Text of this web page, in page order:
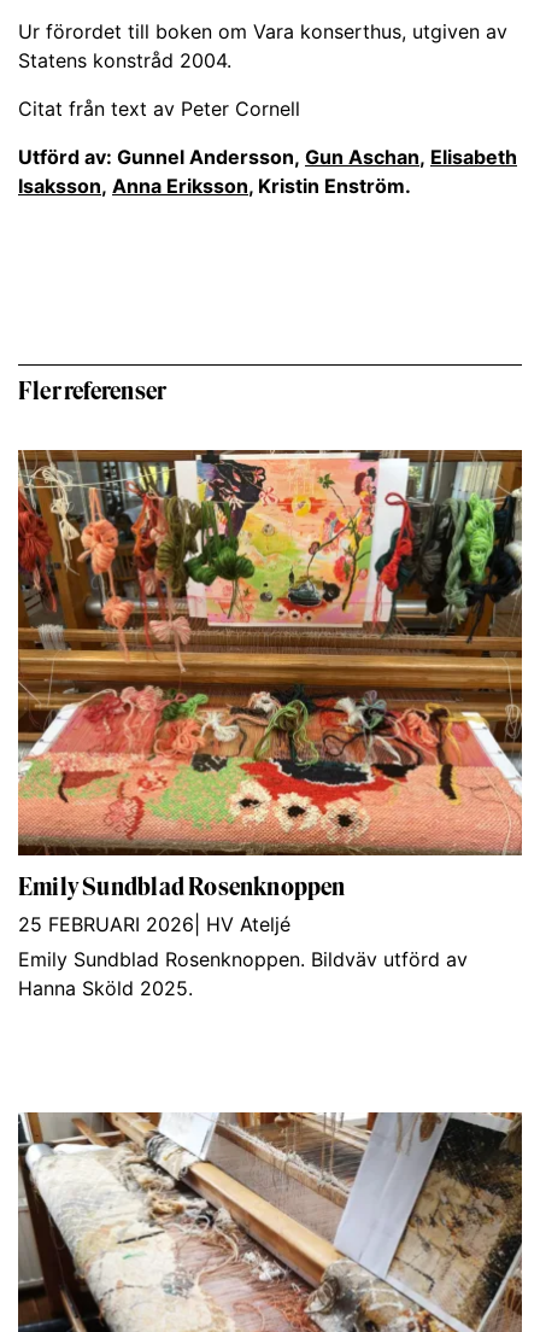
Ur förordet till boken om Vara konserthus, utgiven av
Statens konstråd 2004.
Citat från text av Peter Cornell
Utförd av: Gunnel Andersson, Gun Aschan, Elisabeth
Isaksson, Anna Eriksson, Kristin Enström.
Fler referenser
Emily Sundblad Rosenknoppen
25 FEBRUARI 2026 HV Ateljé
Emily Sundblad Rosenknoppen. Bildväv utförd av
Hanna Sköld 2025.